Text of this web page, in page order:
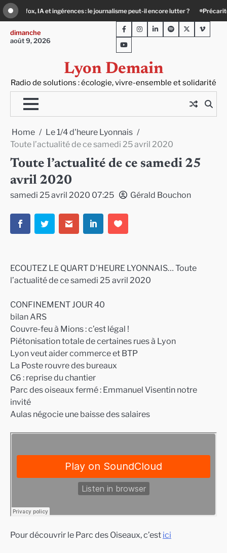
Skip
to
content
peut-il encore lutter ? Précarité, canicule, solitude : quand le lien
dimanche
août 9, 2026
Lyon Demain
Radio de solutions : écologie, vivre-ensemble et solidarité
FacebookInstagram
LinkedInSpotifyTwitterViméo
Youtube
Home
Le 1/4 d'heure Lyonnais
Toute l’actualité de ce samedi 25 avril 2020
Toute l’actualité de ce samedi 25
avril 2020
samedi 25 avril 2020 07:25 Gérald Bouchon
ECOUTEZ LE QUART D’HEURE LYONNAIS… Toute
l’actualité de ce samedi 25 avril 2020
CONFINEMENT JOUR 40
bilan ARS
Couvre-feu à Mions : c’est légal !
Piétonisation totale de certaines rues à Lyon
Lyon veut aider commerce et BTP
La Poste rouvre des bureaux
C6 : reprise du chantier
Parc des oiseaux fermé : Emmanuel Visentin notre
invité
Aulas négocie une baisse des salaires
Pour découvrir le Parc des Oiseaux, c’est ici